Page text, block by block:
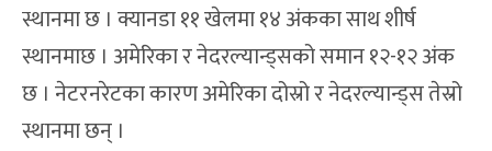
स्थानमा छ । क्यानडा ११ खेलमा १४ अंकका साथ शीर्ष
स्थानमाछ । अमेरिका र नेदरल्यान्ड्सको समान १२-१२ अंक
छ । नेटरनरेटका कारण अमेरिका दोस्रो र नेदरल्यान्ड्स तेस्रो
स्थानमा छन् ।